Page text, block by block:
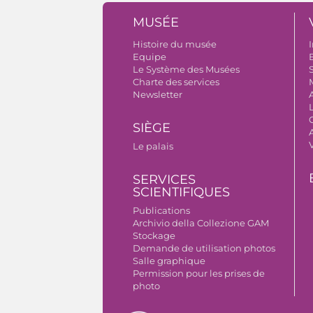
MUSÉE
Histoire du musée
Equipe
Le Système des Musées
Charte des services
Newsletter
SIÈGE
Le palais
SERVICES
SCIENTIFIQUES
Publications
Archivio della Collezione GAM
Stockage
Demande de utilisation photos
Salle graphique
Permission pour les prises de
photo